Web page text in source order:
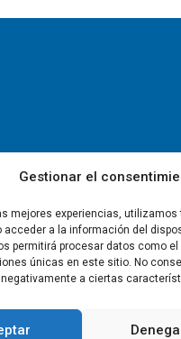
Gestionar el
mejores experiencias,
acceder a la información del
permitirá procesar datos como
únicas en este sitio. No
a ciertas